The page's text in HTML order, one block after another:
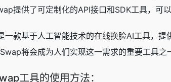
提供了可定制化的API接口和SDK工具，可
一款基于人工智能技术的在线换脸AI工具，提
将会成为人们实现这一需求的重要工具之
工具的使用方法：